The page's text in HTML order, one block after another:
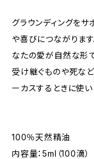
グラウンディングを
や喜びにつながりま
なたの愛が自然な形
受け継ぐものや死な
ーカスするときに使い
100％天然精油
内容量：5ml（100滴）